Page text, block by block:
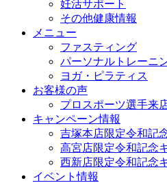
妊活サポート
その他健康情報
メニュー
ファスティング
パーソナルトレーニ
ヨガ・ピラティス
お客様の声
プロスポーツ選手来
キャンペーン情報
吉塚本店限定令和記
高宮店限定令和記念
西新店限定令和記念
イベント情報